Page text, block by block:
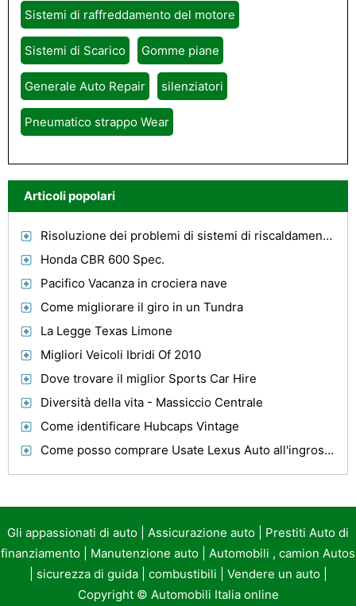
Sistemi di raffreddamento del motore
Sistemi di Scarico Gomme piane
Generale Auto Repair silenziatori
Pneumatico strappo Wear
Articoli popolari
Risoluzione dei problemi di sistemi di riscaldamento a '82 Volvo
Honda CBR 600 Spec.
Pacifico Vacanza in crociera nave
Come migliorare il giro in un Tundra
La Legge Texas Limone
Migliori Veicoli Ibridi Of 2010
Dove trovare il miglior Sports Car Hire
Diversità della vita - Massiccio Centrale
Come identificare Hubcaps Vintage
Come posso comprare Usate Lexus Auto all'ingrosso?
Gli appassionati di auto Assicurazione auto
Prestiti Auto di
finanziamento
Manutenzione auto
Automobili , camion Autos
sicurezza di guida| combustibili Vendere un auto|
Copyright © Automobili Italia online